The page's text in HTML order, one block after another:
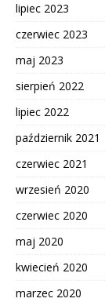
lipiec 2023
czerwiec 2023
maj 2023
sierpień 2022
lipiec 2022
październik 2021
czerwiec 2021
wrzesień 2020
czerwiec 2020
maj 2020
kwiecień 2020
marzec 2020